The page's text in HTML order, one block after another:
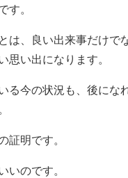
す。
は、良い出来事だけで
思い出になります。
る今の状況も、後にな
証明です。
いのです。